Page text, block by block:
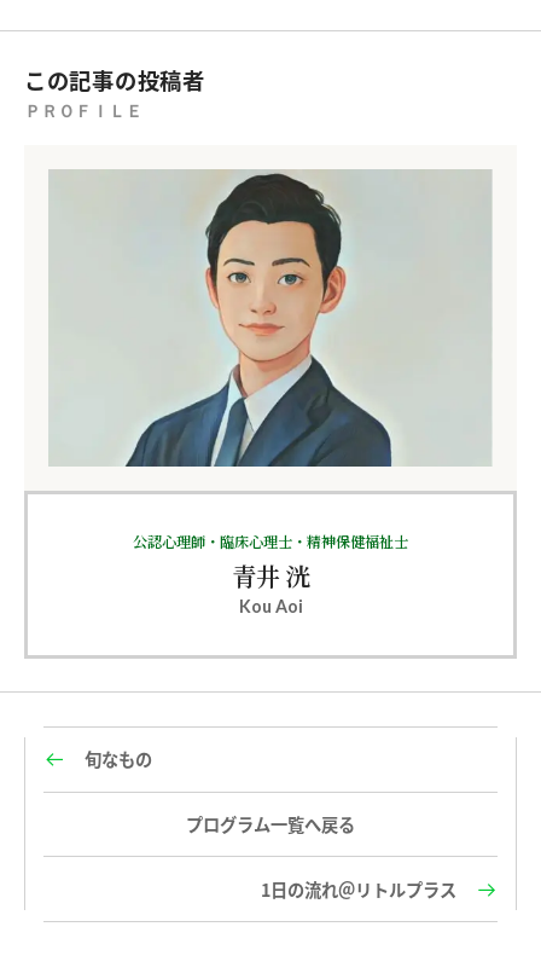
この記事の投稿者
ＰＲＯＦＩＬＥ
公認心理師・臨床心理士・精神保健福祉士
青井 洸
Kou Aoi
旬なもの
プログラム一覧へ戻る
1日の流れ＠リトルプラス